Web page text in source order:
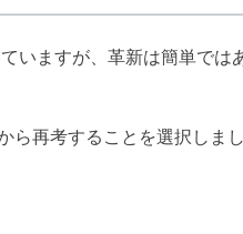
いますが、革新は簡単では
再考することを選択しまし